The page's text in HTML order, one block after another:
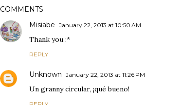
COMMENTS
Misiabe January 22, 2013 at 10:50 AM
Thank you :*
REPLY
Unknown January 22, 2013 at 11:26 PM
Un granny circular, ¡qué bueno!